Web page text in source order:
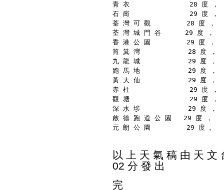
青 衣               28 度 ，
石 崗               29 度 ，
荃 灣 可 觀         28 度 ，
荃 灣 城 門 谷      29 度 ，
香 港 公 園         29 度 ，
筲 箕 灣            28 度 ，
九 龍 城            29 度 ，
跑 馬 地            29 度 ，
黃 大 仙            29 度 ，
赤 柱               29 度 ，
觀 塘               29 度 ，
深 水 埗            29 度 ，
啟 德 跑 道 公 園   29 度 ，
元 朗 公 園         29 度 。
以 上 天 氣 稿 由 天 文
02 分 發 出
完